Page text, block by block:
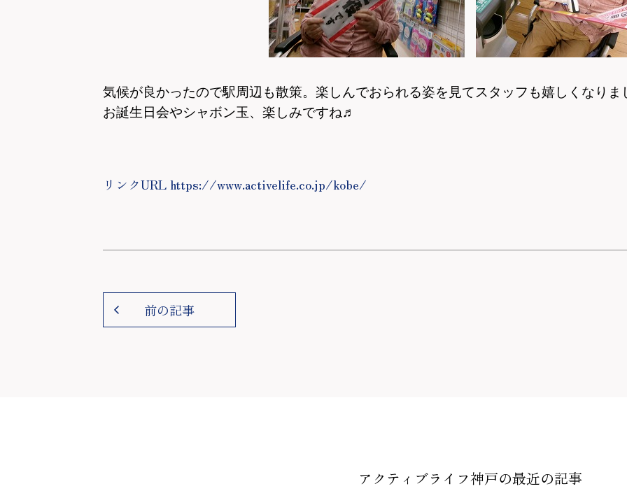
気候が良かったので駅周辺も散策。楽しんでおられる姿を見てスタッフも嬉しくなりま
お誕生日会やシャボン玉、楽しみですね♬
リンクURL https://www.activelife.co.jp/kobe/
前の記事
アクティブライフ神戸の最近の記事